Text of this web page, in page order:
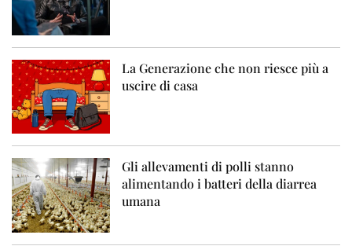
La Generazione che non riesce più a
uscire di casa
Gli allevamenti di polli stanno
alimentando i batteri della diarrea
umana